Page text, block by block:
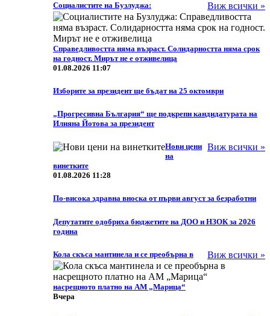
Виж всички »
Социалистите на Бузлуджа:
Справедливостта няма възраст. Солидарността няма срок
на годност. Мирът не е отживелица
01.08.2026 11:07
Изборите за президент ще бъдат на 25 октомври
„Прогресивна България“ ще подкрепи кандидатурата на
Илияна Йотова за президент
Виж всички »
Нови цени
на
винетките
01.08.2026 11:28
По-висока здравна вноска от първи август за безработни
Депутатите одобриха бюджетите на ДОО и НЗОК за 2026
година
Виж всички »
Кола скъса мантинела и се преобърна в
насрещното платно на АМ „Марица“
Вчера